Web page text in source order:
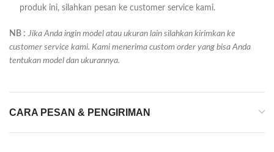
produk ini, silahkan pesan ke customer service kami.
NB : Jika Anda ingin model atau ukuran lain silahkan kirimkan ke
customer service kami. Kami menerima custom order yang bisa Anda
tentukan model dan ukurannya.
CARA PESAN & PENGIRIMAN